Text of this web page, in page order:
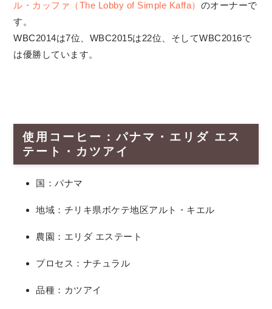
ル・カッファ（The Lobby of Simple Kaffa） のオーナーで
す。
WBC2014は7位、WBC2015は22位、そしてWBC2016で
は優勝しています。
使用コーヒー：パナマ・エリダ エス
テート・カツアイ
国：パナマ
地域：チリキ県ボケテ地区アルト・キエル
農園：エリダ エステート
プロセス：ナチュラル
品種：カツアイ